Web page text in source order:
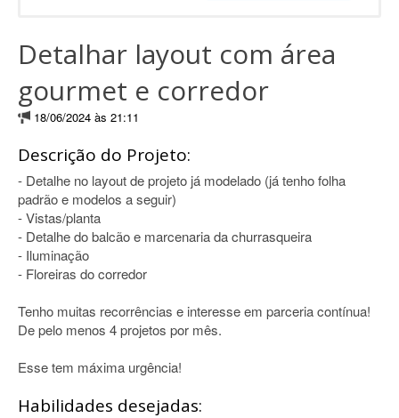
Detalhar layout com área
gourmet e corredor
18/06/2024 às 21:11
Descrição do Projeto:
- Detalhe no layout de projeto já modelado (já tenho folha
padrão e modelos a seguir)
- Vistas/planta
- Detalhe do balcão e marcenaria da churrasqueira
- Iluminação
- Floreiras do corredor
Tenho muitas recorrências e interesse em parceria contínua!
De pelo menos 4 projetos por mês.
Esse tem máxima urgência!
Habilidades desejadas: